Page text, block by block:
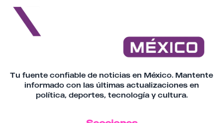
Tu fuente confiable de noticias en México. Mantente
informado con las últimas actualizaciones en
política, deportes, tecnología y cultura.